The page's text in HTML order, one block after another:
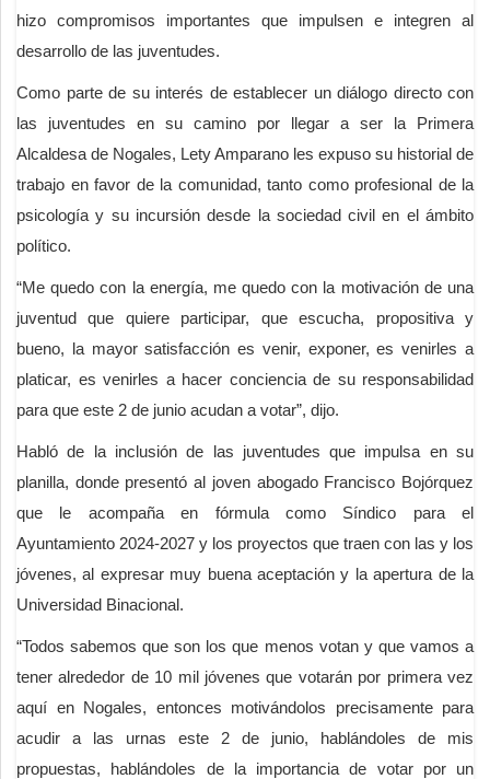
hizo compromisos importantes que impulsen e integren al
desarrollo de las juventudes.
Como parte de su interés de establecer un diálogo directo con
las juventudes en su camino por llegar a ser la Primera
Alcaldesa de Nogales, Lety Amparano les expuso su historial de
trabajo en favor de la comunidad, tanto como profesional de la
psicología y su incursión desde la sociedad civil en el ámbito
político.
“Me quedo con la energía, me quedo con la motivación de una
juventud que quiere participar, que escucha, propositiva y
bueno, la mayor satisfacción es venir, exponer, es venirles a
platicar, es venirles a hacer conciencia de su responsabilidad
para que este 2 de junio acudan a votar”, dijo.
Habló de la inclusión de las juventudes que impulsa en su
planilla, donde presentó al joven abogado Francisco Bojórquez
que le acompaña en fórmula como Síndico para el
Ayuntamiento 2024-2027 y los proyectos que traen con las y los
jóvenes, al expresar muy buena aceptación y la apertura de la
Universidad Binacional.
“Todos sabemos que son los que menos votan y que vamos a
tener alrededor de 10 mil jóvenes que votarán por primera vez
aquí en Nogales, entonces motivándolos precisamente para
acudir a las urnas este 2 de junio, hablándoles de mis
propuestas, hablándoles de la importancia de votar por un